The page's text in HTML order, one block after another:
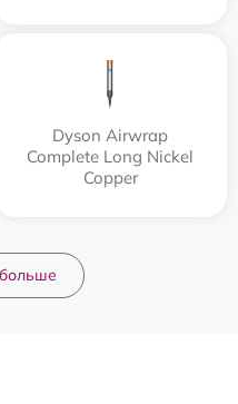
Dyson Airwrap
Complete Long Nickel
Copper